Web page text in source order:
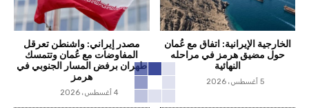
الخارجية الإيرانية: اتفاق مع عُمان
حول مضيق هرمز في مراحله
النهائية
5 أغسطس، 2026
مصدر إيراني: واشنطن تعرقل
المفاوضات مع عُمان وتتمسك
طهران برفض المسار الجنوبي في
هرمز
4 أغسطس، 2026